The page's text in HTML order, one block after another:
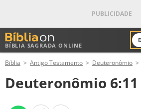
BÍBLIA SAGRADA ONLINE
ANTIGO TESTAMENTO
NOVO TESTAMENTO
Bíblia Antigo Testamento Deuteronômio
Deuteronômio 6:11